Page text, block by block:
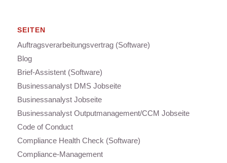
SEITEN
Auftragsverarbeitungsvertrag (Software)
Blog
Brief-Assistent (Software)
Businessanalyst DMS Jobseite
Businessanalyst Jobseite
Businessanalyst Outputmanagement/CCM Jobseite
Code of Conduct
Compliance Health Check (Software)
Compliance-Management